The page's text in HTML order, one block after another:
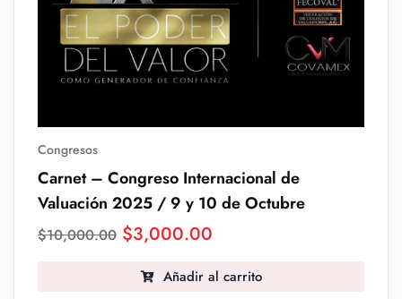
Congresos
Carnet – Congreso Internacional de
Valuación 2025 / 9 y 10 de Octubre
$10,000.00 $3,000.00
Añadir al carrito